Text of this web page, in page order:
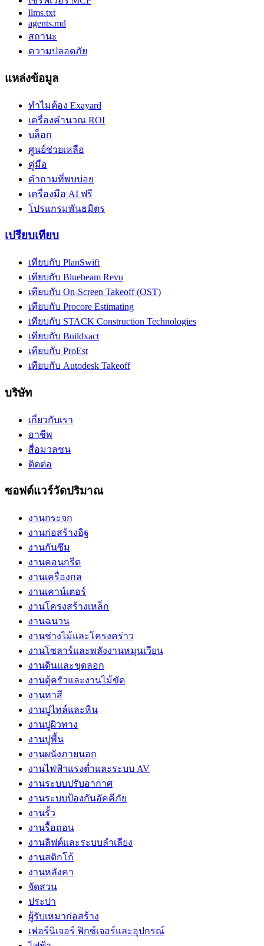
llms.txt
agents.md
สถานะ
ความปลอดภัย
แหล่งข้อมูล
ทำไมต้อง Exayard
เครื่องคำนวณ ROI
บล็อก
ศูนย์ช่วยเหลือ
คู่มือ
คำถามที่พบบ่อย
เครื่องมือ AI ฟรี
โปรแกรมพันธมิตร
เปรียบเทียบ
เทียบกับ PlanSwift
เทียบกับ Bluebeam Revu
เทียบกับ On-Screen Takeoff (OST)
เทียบกับ Procore Estimating
เทียบกับ STACK Construction Technologies
เทียบกับ Buildxact
เทียบกับ ProEst
เทียบกับ Autodesk Takeoff
บริษัท
เกี่ยวกับเรา
อาชีพ
สื่อมวลชน
ติดต่อ
ซอฟต์แวร์วัดปริมาณ
งานกระจก
งานก่อสร้างอิฐ
งานกันซึม
งานคอนกรีต
งานเครื่องกล
งานเคาน์เตอร์
งานโครงสร้างเหล็ก
งานฉนวน
งานช่างไม้และโครงคร่าว
งานโซลาร์และพลังงานหมุนเวียน
งานดินและขุดลอก
งานตู้ครัวและงานไม้ขัด
งานทาสี
งานปูไทล์และหิน
งานปูผิวทาง
งานปูพื้น
งานผนังภายนอก
งานไฟฟ้าแรงต่ำและระบบ AV
งานระบบปรับอากาศ
งานระบบป้องกันอัคคีภัย
งานรั้ว
งานรื้อถอน
งานลิฟต์และระบบลำเลียง
งานสติกโก้
งานหลังคา
จัดสวน
ประปา
ผู้รับเหมาก่อสร้าง
เฟอร์นิเจอร์ ฟิกซ์เจอร์และอุปกรณ์